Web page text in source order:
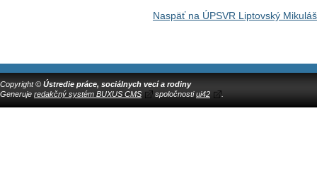
Naspäť na ÚPSVR Liptovský Mikuláš
Copyright © Ústredie práce, sociálnych vecí a rodiny
Generuje redakčný systém BUXUS CMS spoločnostiui42